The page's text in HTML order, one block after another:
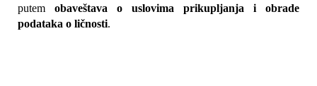
putem obaveštava o uslovima prikupljanja i obrade
podataka o ličnosti.